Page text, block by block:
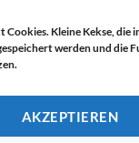
Kleine Kekse, die
werden und die
AKZEPTIEREN